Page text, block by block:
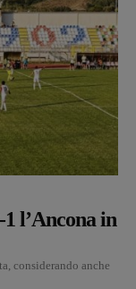
l’Ancona in
considerando anche